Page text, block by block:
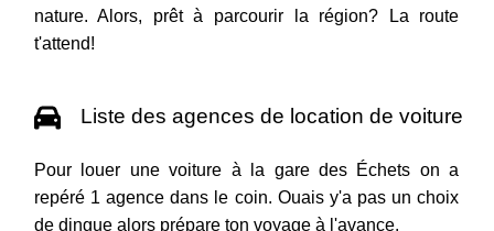
nature. Alors, prêt à parcourir la région? La route
t'attend!
Liste des agences de location de voiture
Pour louer une voiture à la gare des Échets on a
repéré 1 agence dans le coin. Ouais y'a pas un choix
de dingue alors prépare ton voyage à l'avance.